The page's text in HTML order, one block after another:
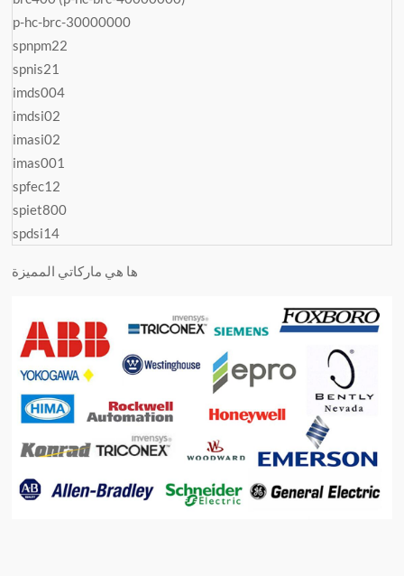
p-hc-brc-30000000
spnpm22
spnis21
imds004
imdsi02
imasi02
imas001
spfec12
spiet800
spdsi14
ها هي ماركاتي المميزة